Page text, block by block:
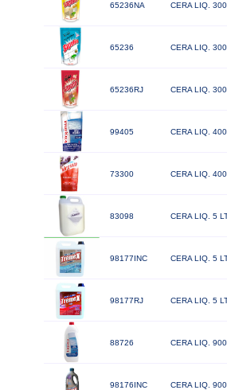
65236NA CERA LIQ.
65236 CERA LIQ.
65236RJ CERA LIQ.
99405 CERA LIQ.
73300 CERA LIQ.
83098 CERA LIQ. 5
98177INC CERA LIQ. 5
98177RJ CERA LIQ. 5
88726 CERA LIQ.
98176INC CERA LIQ.